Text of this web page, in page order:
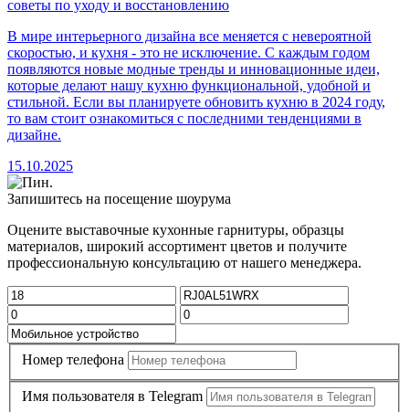
советы по уходу и восстановлению
В мире интерьерного дизайна все меняется с невероятной
скоростью, и кухня - это не исключение. С каждым годом
появляются новые модные тренды и инновационные идеи,
которые делают нашу кухню функциональной, удобной и
стильной. Если вы планируете обновить кухню в 2024 году,
то вам стоит ознакомиться с последними тенденциями в
дизайне.
15.10.2025
Запишитесь на посещение шоурума
Оцените выставочные кухонные гарнитуры, образцы
материалов, широкий ассортимент цветов и получите
профессиональную консультацию от нашего менеджера.
Номер телефона
Имя пользователя в Telegram